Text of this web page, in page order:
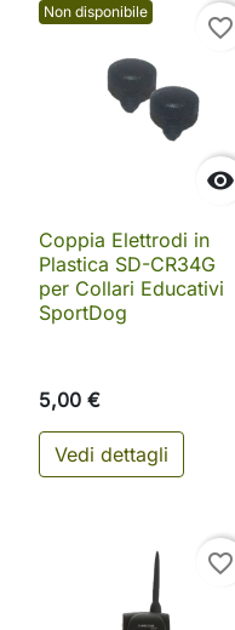
Non disponibile

favorite_border
Coppia Elettrodi in
Plastica SD-CR34G
per Collari Educativi
SportDog
5,00 €
Vedi dettagli
favorite_border